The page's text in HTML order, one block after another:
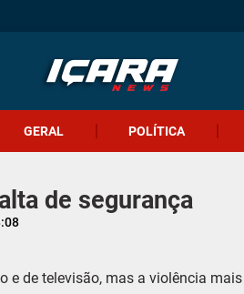
GERAL POLÍTICA
de segurança
e de televisão, mas a violência mais